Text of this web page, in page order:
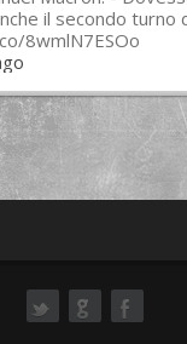
il secondo turno
8wmlN7ESOo